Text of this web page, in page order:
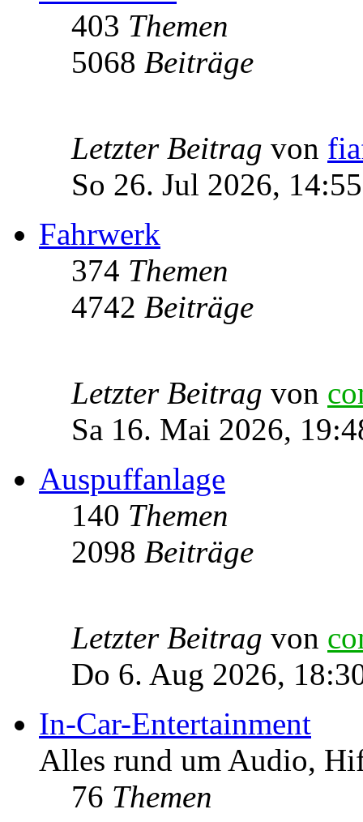
403 Themen
5068 Beiträge
Letzter Beitrag von
So 26. Jul 2026, 14:55
Fahrwerk
374 Themen
4742 Beiträge
Letzter Beitrag von
Sa 16. Mai 2026,
Auspuffanlage
140 Themen
2098 Beiträge
Letzter Beitrag von
Do 6. Aug 2026,
In-Car-Entertainment
Alles rund um Audio,
76 Themen